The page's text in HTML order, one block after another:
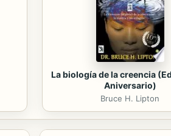
La biología de la creencia
Aniversario)
Bruce H. Lipton